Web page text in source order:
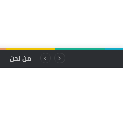
من نحن